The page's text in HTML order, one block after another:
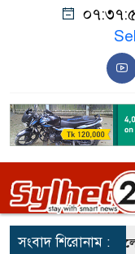
সংবাদ শিরোনাম :
বিজয় উল্লাস থেকে